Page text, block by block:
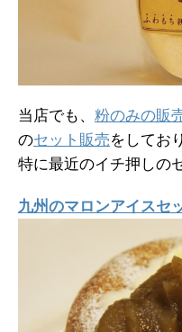
当店でも、 粉のみの販
のセット販売をしてお
特に最近のイチ押しの
九州のマロンアイスセ